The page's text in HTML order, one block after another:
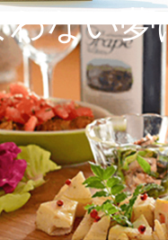
はない